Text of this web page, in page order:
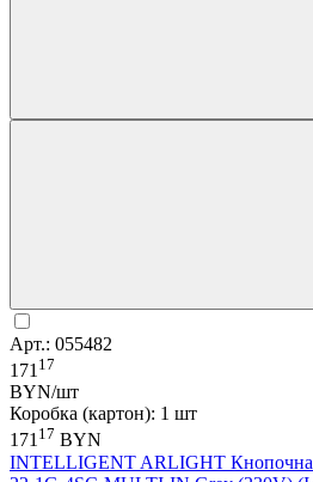
Арт.: 055482
171 17
BYN/шт
Коробка (картон): 1 шт
17117 BYN
INTELLIGENT ARLIGHT